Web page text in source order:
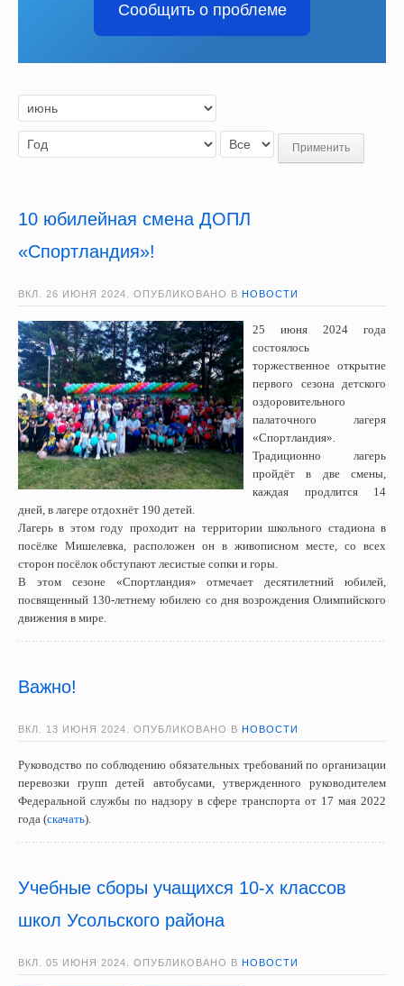
Сообщить о проблеме
Применить
10 юбилейная смена ДОПЛ
«Спортландия»!
ВКЛ. 26 ИЮНЯ 2024 . ОПУБЛИКОВАНО В НОВОСТИ
25 июня 2024 года
состоялось
торжественное открытие
первого сезона детского
оздоровительного
палаточного лагеря
«Спортландия».
Традиционно лагерь
пройдёт в две смены,
каждая продлится 14
дней, в лагере отдохнёт 190 детей.
Лагерь в этом году проходит на территории школьного стадиона в
посёлке Мишелевка, расположен он в живописном месте, со всех
сторон посёлок обступают лесистые сопки и горы.
В этом сезоне «Спортландия» отмечает десятилетний юбилей,
посвященный 130-летнему юбилею со дня возрождения Олимпийского
движения в мире.
Важно!
ВКЛ. 13 ИЮНЯ 2024 . ОПУБЛИКОВАНО В НОВОСТИ
Руководство по соблюдению обязательных требований по организации
перевозки групп детей автобусами, утвержденного руководителем
Федеральной службы по надзору в сфере транспорта от 17 мая 2022
года (скачать).
Учебные сборы учащихся 10-х классов
школ Усольского района
ВКЛ. 05 ИЮНЯ 2024 . ОПУБЛИКОВАНО В НОВОСТИ